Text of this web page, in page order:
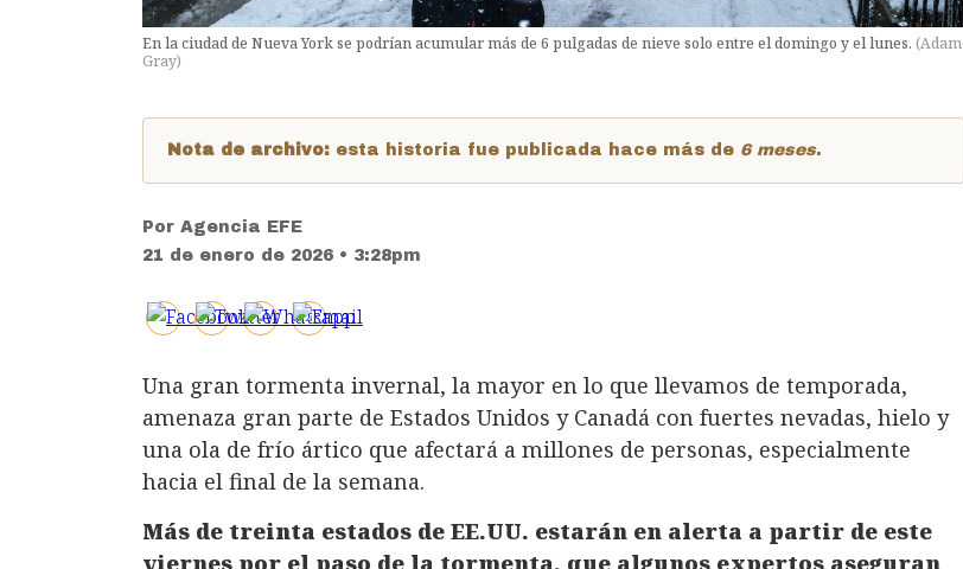
En la ciudad de Nueva York se podrían acumular más de 6 pulgadas de nieve solo entre el domingo y el lunes. (Adam
Gray)
Nota de archivo: esta historia fue publicada hace más de 6 meses.
Por Agencia EFE
21 de enero de 2026 • 3:28pm
Una gran tormenta invernal, la mayor en lo que llevamos de temporada,
amenaza gran parte de Estados Unidos y Canadá con fuertes nevadas, hielo y
una ola de frío ártico que afectará a millones de personas, especialmente
hacia el final de la semana.
Más de treinta estados de EE.UU. estarán en alerta a partir de este